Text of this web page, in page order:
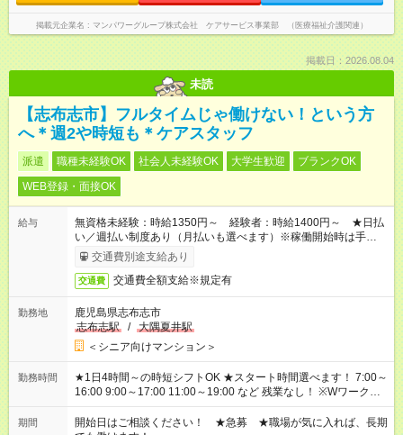
掲載元企業名 マンパワーグループ株式会社 ケアサービス事業部 （医療福祉介護関連）
掲載日：2026.08.04
未読
【志布志市】フルタイムじゃ働けない！という方
へ＊週2や時短も＊ケアスタッフ
派遣 職種未経験OK 社会人未経験OK 大学生歓迎
ブランクOK
WEB登録・面接OK
給与
無資格未経験：時給1350円～ 経験者：時給1400円～ ★日払
い／週払い制度あり（月払いも選べます）※稼働開始時は手続き
完了次第のお支払いとなります。
交通費別途支給あり
交通費 交通費全額支給※規定有
勤務地
鹿児島県志布志市
志布志駅
/ 大隅夏井駅
＜シニア向けマンション＞
勤務時間
★1日4時間～の時短シフトOK ★スタート時間選べます！ 7:00～
16:00 9:00～17:00 11:00～19:00 など 残業なし！ ※Wワークの
場合、他のお仕事と合わせ週40時間超の就業はご案内できませ
ん ※法令に基づき、週20時間以上勤務は社会保険への加入対象
期間
開始日はご相談ください！ ★急募 ★職場が気に入れば、長期